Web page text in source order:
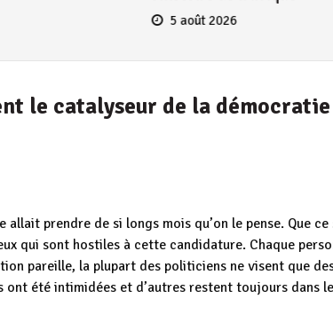
5 août 2026
le catalyseur de la démocratie
allait prendre de si longs mois qu’on le pense. Que
qui sont hostiles à cette candidature. Chaque
pareille, la plupart des politiciens ne visent que
ont été intimidées et d’autres restent toujours dans